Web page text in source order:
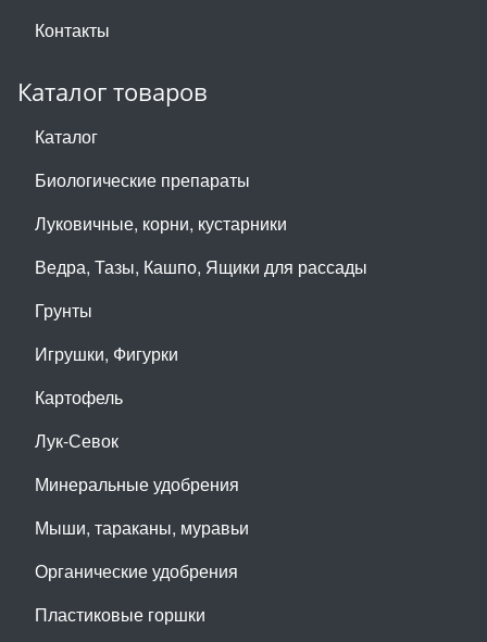
Контакты
Каталог товаров
Каталог
Биологические препараты
Луковичные, корни, кустарники
Ведра, Тазы, Кашпо, Ящики для рассады
Грунты
Игрушки, Фигурки
Картофель
Лук-Севок
Минеральные удобрения
Мыши, тараканы, муравьи
Органические удобрения
Пластиковые горшки